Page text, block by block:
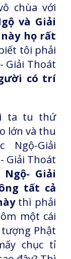
chùa với
và Giải
họ rất
tôi phải
Giải Thoát
có trí
ta tu thứ
lớn và thu
Giải
Giải Thoát
Ngộ- Giải
tất cả
thì phải
một cái
Phật
chục tỉ